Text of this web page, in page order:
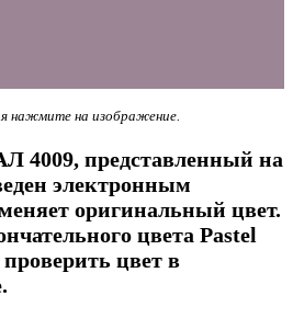
нажмите на изображение.
4009, представленный на
электронным
оригинальный цвет.
цвета Pastel
цвет в